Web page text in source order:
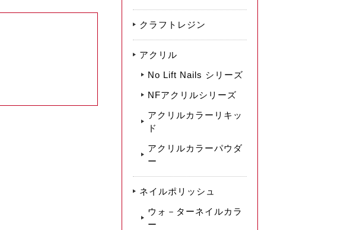
クラフトレジン
アクリル
No Lift Nails シリーズ
NFアクリルシリーズ
アクリルカラーリキッ
ド
アクリルカラーパウダ
ー
ネイルポリッシュ
ウォ－ターネイルカラ
ー